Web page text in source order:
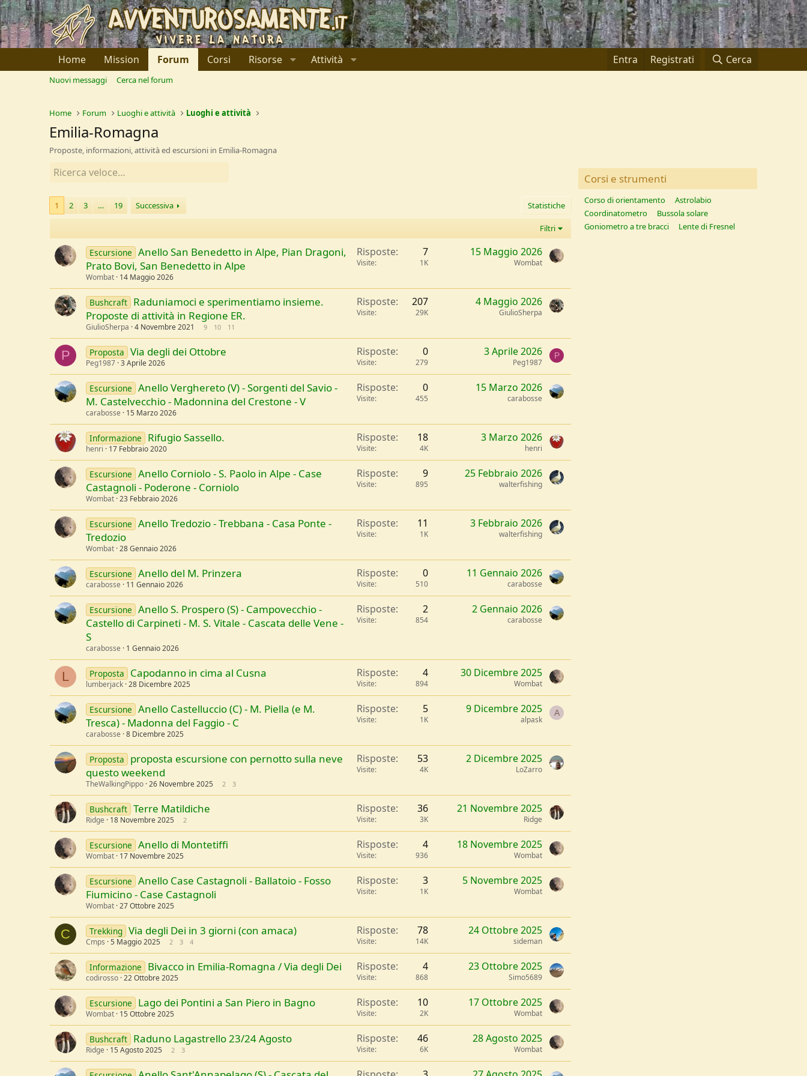
Home Mission Forum Corsi Risorse Attività Entra Registrati Cerca
Nuovi messaggi Cerca nel forum
Home Forum Luoghi e attività Luoghi e attività
Emilia-Romagna
Proposte, informazioni, attività ed escursioni in Emilia-Romagna
1 2 3 … 19 Successiva Statistiche
Filtri
Escursione Anello San Benedetto in Alpe, Pian Dragoni,
Prato Bovi, San Benedetto in Alpe
Wombat 14 Maggio 2026
Risposte 7
Visite 1K
15 Maggio 2026
Wombat
Bushcraft Raduniamoci e sperimentiamo insieme.
Proposte di attività in Regione ER.
GiulioSherpa 4 Novembre 2021 9 10 11
Risposte 207
Visite 29K
4 Maggio 2026
GiulioSherpa
P Proposta Via degli dei Ottobre
Peg1987 3 Aprile 2026
Risposte 0
Visite 279
3 Aprile 2026
Peg1987
P
Escursione Anello Verghereto (V) - Sorgenti del Savio -
M. Castelvecchio - Madonnina del Crestone - V
carabosse 15 Marzo 2026
Risposte 0
Visite 455
15 Marzo 2026
carabosse
Informazione Rifugio Sassello.
henri 17 Febbraio 2020
Risposte 18
Visite 4K
3 Marzo 2026
henri
Escursione Anello Corniolo - S. Paolo in Alpe - Case
Castagnoli - Poderone - Corniolo
Wombat 23 Febbraio 2026
Risposte 9
Visite 895
25 Febbraio 2026
walterfishing
Escursione Anello Tredozio - Trebbana - Casa Ponte -
Tredozio
Wombat 28 Gennaio 2026
Risposte 11
Visite 1K
3 Febbraio 2026
walterfishing
Escursione Anello del M. Prinzera
carabosse 11 Gennaio 2026
Risposte 0
Visite 510
11 Gennaio 2026
carabosse
Escursione Anello S. Prospero (S) - Campovecchio -
Castello di Carpineti - M. S. Vitale - Cascata delle Vene -
S
carabosse 1 Gennaio 2026
Risposte 2
Visite 854
2 Gennaio 2026
carabosse
L Proposta Capodanno in cima al Cusna
lumberjack 28 Dicembre 2025
Risposte 4
Visite 894
30 Dicembre 2025
Wombat
Escursione Anello Castelluccio (C) - M. Piella (e M.
Tresca) - Madonna del Faggio - C
carabosse 8 Dicembre 2025
Risposte 5
Visite 1K
9 Dicembre 2025
alpask
A
Proposta
proposta escursione con pernotto sulla neve
questo weekend
TheWalkingPippo 26 Novembre 2025 2 3
Risposte 53
Visite 4K
2 Dicembre 2025
LoZarro
Bushcraft Terre Matildiche
Ridge 18 Novembre 2025 2
Risposte 36
Visite 3K
21 Novembre 2025
Ridge
Escursione Anello di Montetiffi
Wombat 17 Novembre 2025
Risposte 4
Visite 936
18 Novembre 2025
Wombat
Escursione Anello Case Castagnoli - Ballatoio - Fosso
Fiumicino - Case Castagnoli
Wombat 27 Ottobre 2025
Risposte 3
Visite 1K
5 Novembre 2025
Wombat
C Trekking Via degli Dei in 3 giorni (con amaca)
Cmps 5 Maggio 2025 2 3 4
Risposte 78
Visite 14K
24 Ottobre 2025
sideman
Informazione Bivacco in Emilia-Romagna / Via degli Dei
codirosso 22 Ottobre 2025
Risposte 4
Visite 868
23 Ottobre 2025
Simo5689
Escursione Lago dei Pontini a San Piero in Bagno
Wombat 15 Ottobre 2025
Risposte 10
Visite 2K
17 Ottobre 2025
Wombat
Bushcraft Raduno Lagastrello 23/24 Agosto
Ridge 15 Agosto 2025 2 3
Risposte 46
Visite 6K
28 Agosto 2025
Wombat
Corsi e strumenti
Corso di orientamento
Astrolabio
Coordinatometro
Bussola solare
Goniometro a tre bracci
Lente di Fresnel